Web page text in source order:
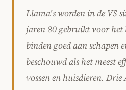
Llama's worden in de VS
jaren 80 gebruikt voor het
binden goed aan schapen
beschouwd als het meest
vossen en huisdieren. Drie